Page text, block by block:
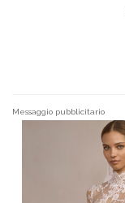
Messaggio pubblicitario